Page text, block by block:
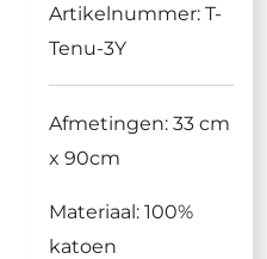
Artikelnummer: T-
Tenu-3Y
Afmetingen: 33 cm
x 90cm
Materiaal: 100%
katoen